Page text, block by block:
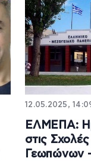
12.05.2025,
ΕΛΜΕΠΑ:
στις
Γεωπώνων